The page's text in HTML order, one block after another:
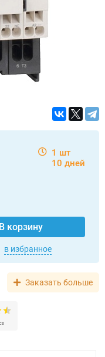
1 шт
10 дней
В корзину
в избранное
Заказать больше